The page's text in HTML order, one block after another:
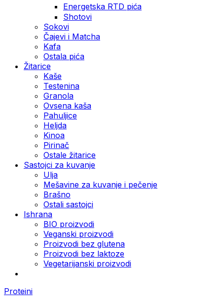
Energetska RTD pića
Shotovi
Sokovi
Čajevi i Matcha
Kafa
Ostala pića
Žitarice
Kaše
Testenina
Granola
Ovsena kaša
Pahuljice
Heljda
Kinoa
Pirinač
Ostale žitarice
Sastojci za kuvanje
Ulja
Mešavine za kuvanje i pečenje
Brašno
Ostali sastojci
Ishrana
BIO proizvodi
Veganski proizvodi
Proizvodi bez glutena
Proizvodi bez laktoze
Vegetarijanski proizvodi
Proteini